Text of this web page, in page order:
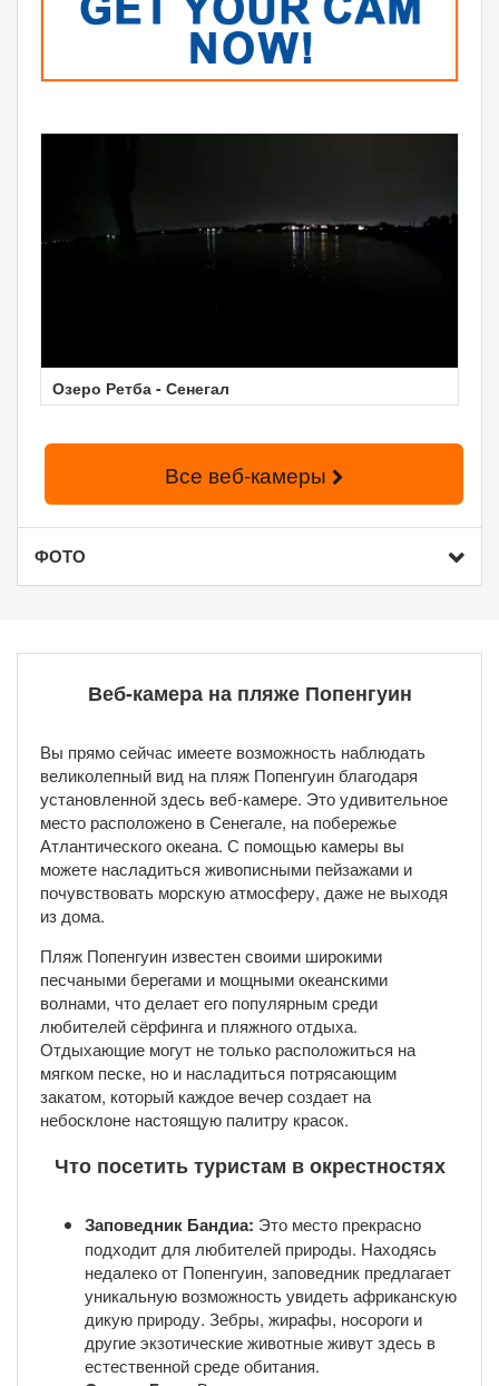
Озеро Ретба - Сенегал
Все веб-камеры
ФОТО
Веб-камера на пляже Попенгуин
Вы прямо сейчас имеете возможность наблюдать
великолепный вид на пляж Попенгуин благодаря
установленной здесь веб-камере. Это удивительное
место расположено в Сенегале, на побережье
Атлантического океана. С помощью камеры вы
можете насладиться живописными пейзажами и
почувствовать морскую атмосферу, даже не выходя
из дома.
Пляж Попенгуин известен своими широкими
песчаными берегами и мощными океанскими
волнами, что делает его популярным среди
любителей сёрфинга и пляжного отдыха.
Отдыхающие могут не только расположиться на
мягком песке, но и насладиться потрясающим
закатом, который каждое вечер создает на
небосклоне настоящую палитру красок.
Что посетить туристам в окрестностях
Заповедник Бандиа: Это место прекрасно
подходит для любителей природы. Находясь
недалеко от Попенгуин, заповедник предлагает
уникальную возможность увидеть африканскую
дикую природу. Зебры, жирафы, носороги и
другие экзотические животные живут здесь в
естественной среде обитания.